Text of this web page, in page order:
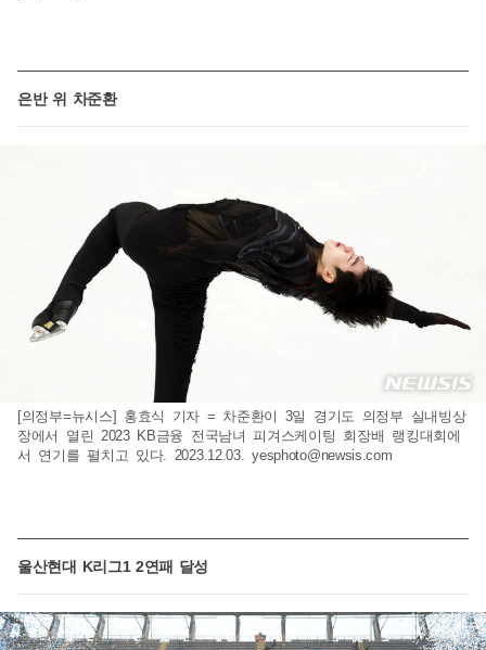
은반 위 차준환
[의정부=뉴시스] 홍효식 기자 = 차준환이 3일 경기도 의정부 실내빙상
장에서 열린 2023 KB금융 전국남녀 피겨스케이팅 회장배 랭킹대회에
서 연기를 펼치고 있다. 2023.12.03.yesphoto@newsis.com
울산현대 K리그1 2연패 달성